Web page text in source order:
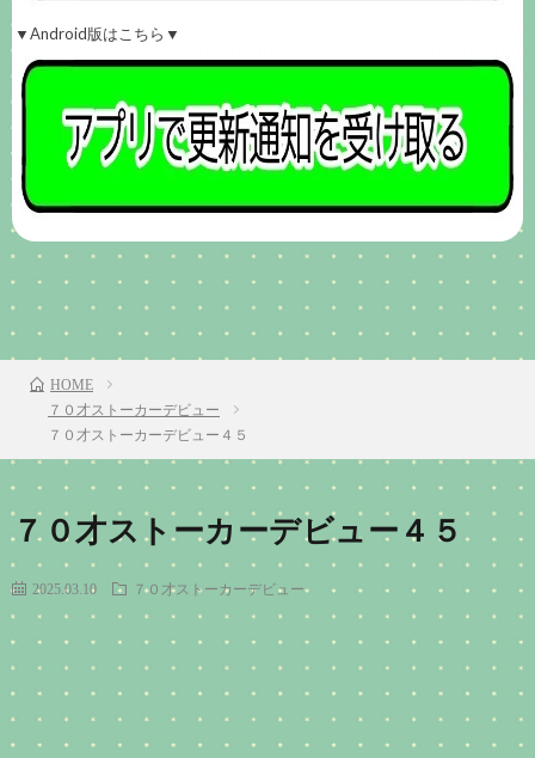
▼Android版はこちら▼
前のお話 TOP 次のお話
HOME
７０才ストーカーデビュー
７０才ストーカーデビュー４５
７０才ストーカーデビュー４５
2025.03.10 ７０才ストーカーデビュー